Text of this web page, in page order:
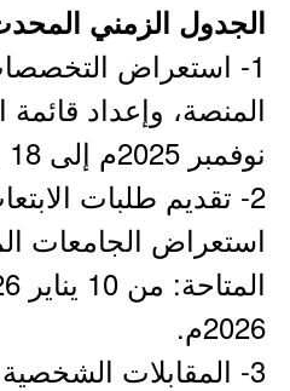
الجدول الزمني المحدث
1- استعراض
نوفمبر 2025م إلى 18 يوليو 2026م.
2- تقديم طلبات
استعراض الجامعات
2026م.
3- المقابلات